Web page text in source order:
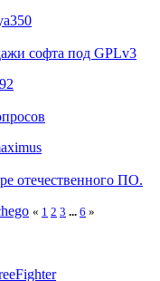
софта под GPLv3
отечественного ПО.
« 1 2 3 ... 6 »